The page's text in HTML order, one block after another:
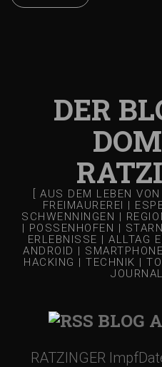
DER
[ AUS DEM LEBEN
FREIMAUREREI |
SCHWENNINGEN |
| POSSENHOFEN |
ERLEBNISSE | ALLTAG
ANDROID |
HACKING | TECHNIK |
BLOG
RATZINGER